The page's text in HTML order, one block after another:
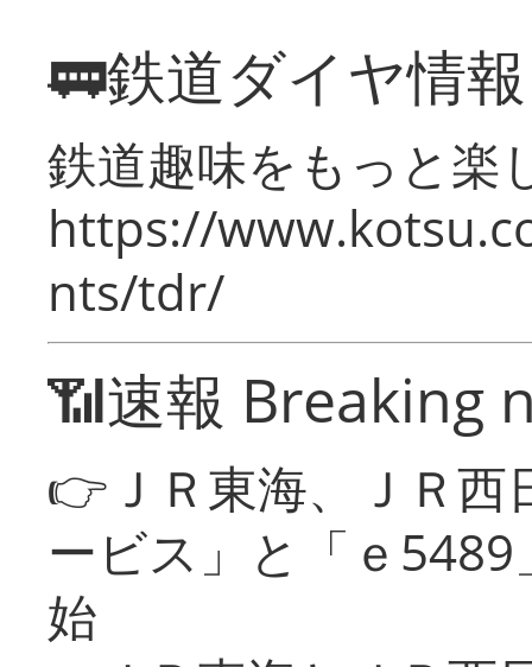
🚃鉄道ダイヤ情
鉄道趣味をもっと楽
https://
nts/tdr/
📶速報 Breaking
👉ＪＲ東海、ＪＲ
ービス」と「ｅ
始